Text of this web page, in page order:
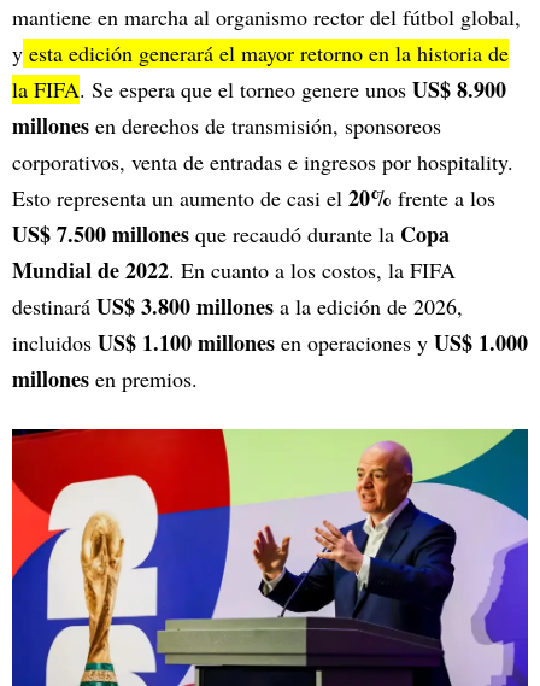
mantiene en marcha al organismo rector del fútbol global,
y esta edición generará el mayor retorno en la historia de
la FIFA. Se espera que el torneo genere unos US$ 8.900
millones en derechos de transmisión, sponsoreos
corporativos, venta de entradas e ingresos por hospitality.
Esto representa un aumento de casi el 20% frente a los
US$ 7.500 millones que recaudó durante la Copa
Mundial de 2022. En cuanto a los costos, la FIFA
destinará US$ 3.800 millones a la edición de 2026,
incluidos US$ 1.100 millones en operaciones y US$ 1.000
millones en premios.